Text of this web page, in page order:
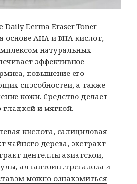
Daily Derma Eraser Toner
основе AHA и BHA кислот,
натуральных
эффективное
повышение его
способностей, а также
кожи. Средство делает
гладкой и мягкой.
кислота, салициловая
чайного дерева, экстракт
центеллы азиатской,
аллантоин ,трегалоза и
можно ознакомиться